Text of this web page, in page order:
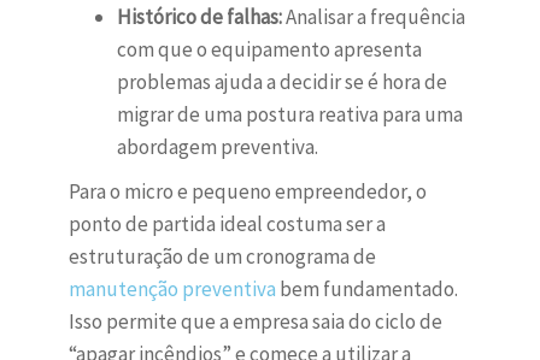
Histórico de falhas:Analisar a frequência
com que o equipamento apresenta
problemas ajuda a decidir se é hora de
migrar de uma postura reativa para uma
abordagem preventiva.
Para o micro e pequeno empreendedor, o
ponto de partida ideal costuma ser a
estruturação de um cronograma de
manutenção preventiva bem fundamentado.
Isso permite que a empresa saia do ciclo de
“apagar incêndios” e comece a utilizar a